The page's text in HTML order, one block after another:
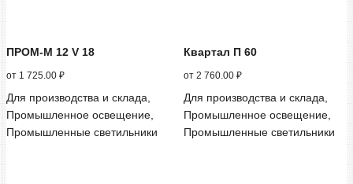
ПРОМ-М 12 V 18
от 1 725.00 ₽
Для производства и склада,
Промышленное освещение,
Промышленные светильники
Квартал П 60
от 2 760.00 ₽
Для производства и склада,
Промышленное освещение,
Промышленные светильники